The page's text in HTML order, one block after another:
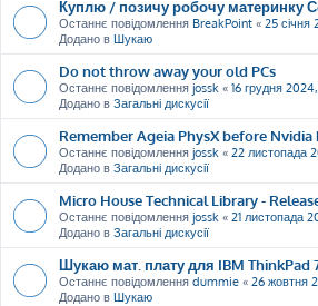
Куплю / позичу робочу материнку
Останнє повідомлення BreakPoint « 25 січня
Додано в Шукаю
Do not throw away your old PCs
Останнє повідомлення jossk « 16 грудня
Додано в Загальні дискусії
Remember Ageia PhysX before
Останнє повідомлення jossk « 22 листопада
Додано в Загальні дискусії
Micro House Technical Library -
Останнє повідомлення jossk « 21 листопада
Додано в Загальні дискусії
Шукаю мат. плату для IBM ThinkPad
Останнє повідомлення dummie « 26 жовтня
Додано в Шукаю